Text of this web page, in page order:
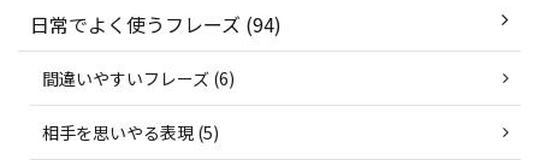
日常でよく使うフレーズ (94)
間違いやすいフレーズ (6)
相手を思いやる表現 (5)